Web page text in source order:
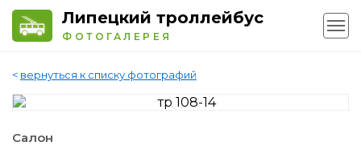
Липецкий троллейбус
ФОТОГАЛЕРЕЯ
< вернуться к списку фотографий
Салон